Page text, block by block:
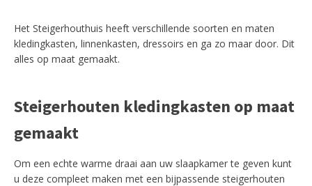
Het Steigerhouthuis heeft verschillende soorten en maten
kledingkasten, linnenkasten, dressoirs en ga zo maar door. Dit
alles op maat gemaakt.
Steigerhouten kledingkasten op maat
gemaakt
Om een echte warme draai aan uw slaapkamer te geven kunt
u deze compleet maken met een bijpassende steigerhouten